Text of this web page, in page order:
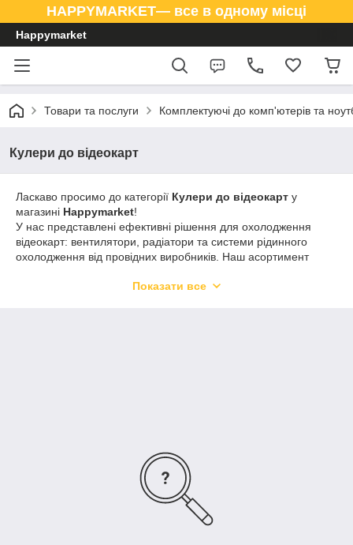
HAPPYMARKET— все в одному місці
Happymarket
Товари та послуги Комплектуючі до комп'ютерів та
Кулери до відеокарт
Ласкаво просимо до категорії Кулери до відеокарт у
магазині Happymarket!
У нас представлені ефективні рішення для охолодження
відеокарт: вентилятори, радіатори та системи рідинного
охолодження від провідних виробників. Наш асортимент
навіть під високими навантаженнями під час ігор, монтажу
Показати все